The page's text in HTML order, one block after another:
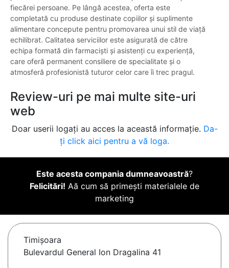
fiecărei persoane. Pe lângă acestea, oferta este
completată cu produse destinate copiilor și suplimente
alimentare concepute pentru promovarea unui stil de viață
echilibrat. Calitatea serviciilor este asigurată de către
echipa formată din farmaciști și asistenți cu experiență,
care oferă permanent consiliere de specialitate și o
atmosferă profesionistă tuturor celor care îi trec pragul.
Review-uri pe mai multe site-uri
web
Doar userii logați au acces la această informație. Da-
ți click aici pentru a vă loga.
Este acesta compania dumneavoastră?
Felicitări! Aă cum să primești materialele de
marketing
Timişoara
Bulevardul General Ion Dragalina 41